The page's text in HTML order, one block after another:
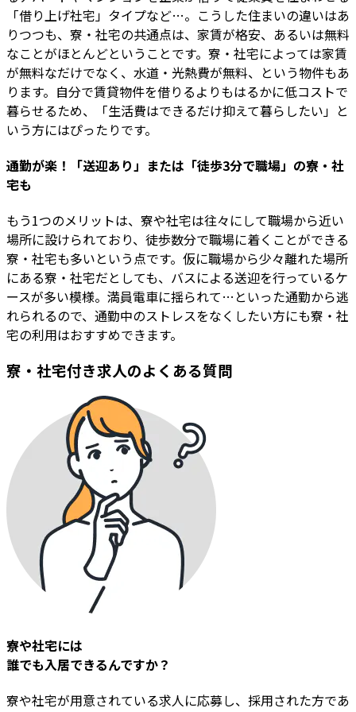
「借り上げ社宅」タイプなど…。こうした住まいの違いはあ
りつつも、寮・社宅の共通点は、家賃が格安、あるいは無料
なことがほとんどということです。寮・社宅によっては家賃
が無料なだけでなく、水道・光熱費が無料、という物件もあ
ります。自分で賃貸物件を借りるよりもはるかに低コストで
暮らせるため、「生活費はできるだけ抑えて暮らしたい」と
いう方にはぴったりです。
通勤が楽！「送迎あり」または 「徒歩3分で職場」の寮・社
宅も
もう1つのメリットは、寮や社宅は往々にして職場から近い
場所に設けられており、徒歩数分で職場に着くことができる
寮・社宅も多いという点です。仮に職場から少々離れた場所
にある寮・社宅だとしても、バスによる送迎を行っているケ
ースが多い模様。満員電車に揺られて…といった通勤から逃
れられるので、通勤中のストレスをなくしたい方にも寮・社
宅の利用はおすすめできます。
寮・社宅付き求人のよくある質問
寮や社宅には
誰でも入居できるんですか？
寮や社宅が用意されている求人に応募し、 採用された方であ